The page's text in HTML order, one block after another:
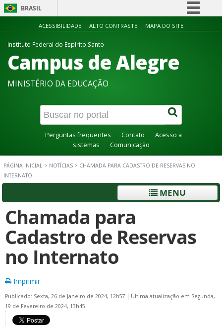
BRASIL
Simplifique!
Acesso à informação
Canais
ACESSIBILIDADE ALTO CONTRASTE MAPA DO SITE
Instituto Federal do Espírito Santo
Campus de Alegre
MINISTÉRIO DA EDUCAÇÃO
Perguntas frequentes Contato
Acesso a
sistemas
Comunicação
PÁGINA INICIAL > NOTÍCIAS > CHAMADA PARA CADASTRO DE RESERVAS NO
INTERNATO
MENU
Chamada para
Cadastro de Reservas
no Internato
Imprimir
Publicado: Sexta, 26 de Janeiro de 2024, 12h57 | Última atualização em Segunda,
19 de Fevereiro de 2024, 13h45